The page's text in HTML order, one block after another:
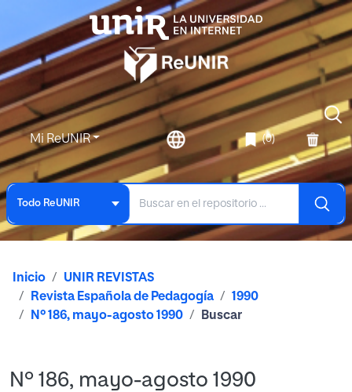
Mi ReUNIR (0)
Todo ReUNIR
Inicio
UNIR REVISTAS
Revista Española de Pedagogía
1990
Nº 186, mayo-agosto 1990
Buscar
Nº 186, mayo-agosto 1990